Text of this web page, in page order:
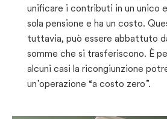
unificare i contributi in un unico
sola pensione e ha un costo.
tuttavia, può essere abbattuto
somme che si trasferiscono. È
alcuni casi la ricongiunzione
un’operazione “a costo zero”.